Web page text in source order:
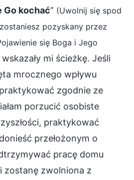
Go kochać” (Uwolnij się spod
pozyskany przez
się Boga i Jego
wskazały mi ścieżkę. Jeśli
mrocznego wpływu
zgodnie ze
porzucić osobiste
praktykować
przełożonym o
pracę domu
zostanę zwolniona z